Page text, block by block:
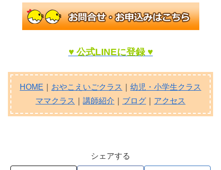
♥ 公式LINEに登録 ♥
HOME おやこえいごクラス
幼児・小学生クラス
ママクラス
講師紹介 ブログ アクセス
シェアする